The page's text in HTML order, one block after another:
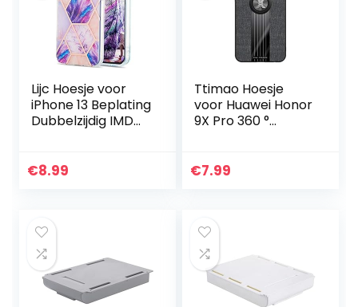
Lijc Hoesje voor
iPhone 13 Beplating
Dubbelzijdig IMD
Protector] Moeilijk
€8.99
Ttimao Hoesje
voor Huawei Honor
9X Pro 360 °
Ultradunne Stof
€7.99